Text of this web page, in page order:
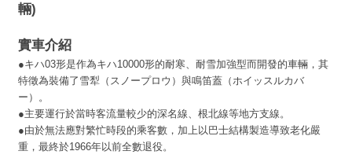
輛)
實車介紹
●キハ03形是作為キハ10000形的耐寒、耐雪加強型而開發的車輛， 其
特徵為裝備了雪犁（スノープロウ）與鳴笛蓋（ホイッスルカバ
ー）。
●主要運行於當時客流量較少的深名線、根北線等地方支線。
●由於無法應對繁忙時段的乘客數，加上以巴士結構製造導致老化嚴
重，最終於1966年以前全數退役。